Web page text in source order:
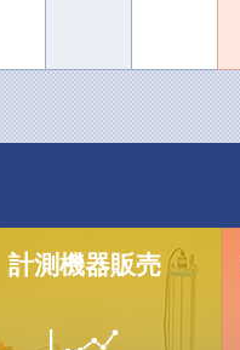
計測機器販売